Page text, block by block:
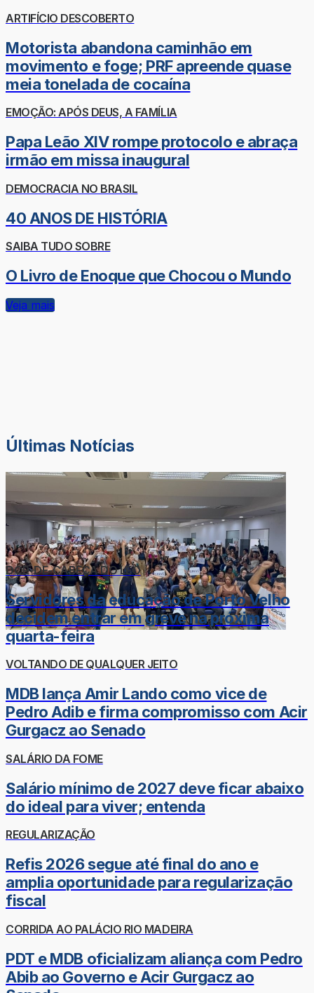
ARTIFÍCIO DESCOBERTO
Motorista abandona caminhão em
movimento e foge; PRF apreende quase
meia tonelada de cocaína
EMOÇÃO: APÓS DEUS, A FAMÍLIA
Papa Leão XIV rompe protocolo e abraça
irmão em missa inaugural
DEMOCRACIA NO BRASIL
40 ANOS DE HISTÓRIA
SAIBA TUDO SOBRE
O Livro de Enoque que Chocou o Mundo
Veja mais
Últimas Notícias
DOR-DE-CABEÇA DO LÉO
Servidores da educação de Porto Velho
decidem entrar em greve na próxima
quarta-feira
VOLTANDO DE QUALQUER JEITO
MDB lança Amir Lando como vice de
Pedro Adib e firma compromisso com Acir
Gurgacz ao Senado
SALÁRIO DA FOME
Salário mínimo de 2027 deve ficar abaixo
do ideal para viver; entenda
REGULARIZAÇÃO
Refis 2026 segue até final do ano e
amplia oportunidade para regularização
fiscal
CORRIDA AO PALÁCIO RIO MADEIRA
PDT e MDB oficializam aliança com Pedro
Abib ao Governo e Acir Gurgacz ao